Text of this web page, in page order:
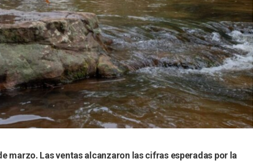
Las ventas alcanzaron las cifras esperadas por la